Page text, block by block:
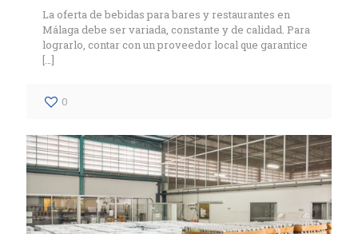
La oferta de bebidas para bares y restaurantes en
Málaga debe ser variada, constante y de calidad. Para
lograrlo, contar con un proveedor local que garantice
[…]
0